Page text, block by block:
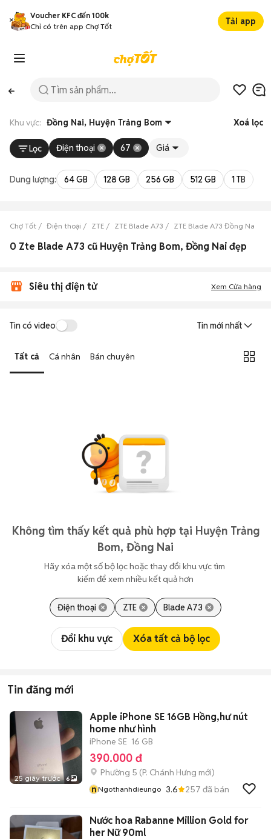
Voucher KFC đến 100k
Chỉ có trên app Chợ Tốt
Tải app
Khu vực: Đồng Nai, Huyện Trảng Bom Xoá lọc
Lọc Điện thoại 67 Giá
Dung lượng: 64 GB 128 GB 256 GB 512 GB 1 TB
Chợ Tốt Điện thoại ZTE ZTE Blade A73 ZTE Blade A73 Đồng Nai
0 Zte Blade A73 cũ Huyện Trảng Bom, Đồng Nai đẹp
Siêu thị điện tử Xem Cửa hàng
Tin có video Tin mới nhất
Tất cả Cá nhân Bán chuyên
Không tìm thấy kết quả phù hợp tại Huyện Trảng
Bom, Đồng Nai
Hãy xóa một số bộ lọc hoặc thay đổi khu vực tìm
kiếm để xem nhiều kết quả hơn
Điện thoại ZTE Blade A73
Đổi khu vực Xóa tất cả bộ lọc
Tin đăng mới
25 giây trước 6
Apple iPhone SE 16GB Hồng,hư nút
home như hình
iPhone SE 16 GB
390.000 đ
Phường 5 (P. Chánh Hưng mới)
nNgothanhdieungo 3.6 257 đã bán
Nước hoa Rabanne Million Gold for
her Nữ 90ml